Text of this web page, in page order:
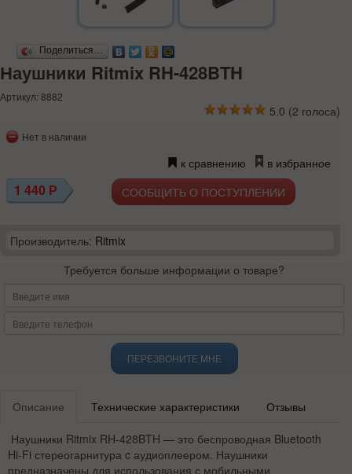
Поделиться…
Наушники Ritmix RH-428BTH
Артикул: 8882
5.0 (2 голоса)
Нет в наличии
к сравнению в избранное
1 440 Р СООБЩИТЬ О ПОСТУПЛЕНИИ
Производитель: Ritmix
Требуется больше информации о товаре?
ПЕРЕЗВОНИТЕ МНЕ
Описание Технические характеристики Отзывы
Наушники Ritmix RH-428BTH — это беспроводная Bluetooth
Hi-Fi стереогарнитура c аудиоплеером. Наушники
предназначены для использования с мобильными